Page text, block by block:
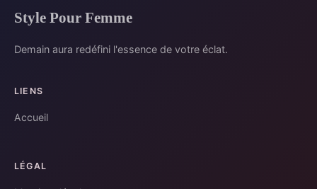
Style Pour Femme
Demain aura redéfini l'essence de votre éclat.
LIENS
Accueil
LÉGAL